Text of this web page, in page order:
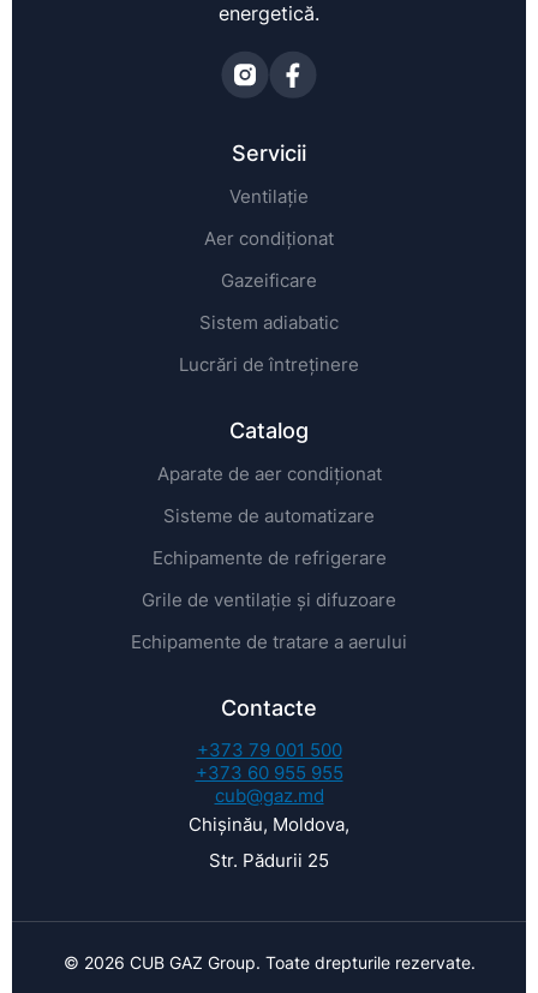
energetică.
Servicii
Ventilație
Aer condiționat
Gazeificare
Sistem adiabatic
Lucrări de întreținere
Catalog
Aparate de aer condiționat
Sisteme de automatizare
Echipamente de refrigerare
Grile de ventilație și difuzoare
Echipamente de tratare a aerului
Contacte
+373 79 001 500
+373 60 955 955
cub@gaz.md
Chișinău, Moldova,
Str. Pădurii 25
© 2026 CUB GAZ Group. Toate drepturile rezervate.